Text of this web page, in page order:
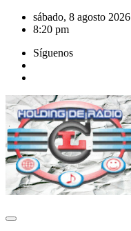
Saltar
sábado, 8 agosto 2026
8:20 pm
Síguenos